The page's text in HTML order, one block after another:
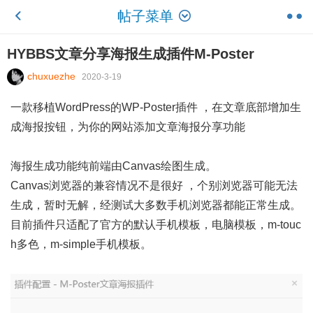
帖子菜单
HYBBS文章分享海报生成插件M-Poster
chuxuezhe 2020-3-19
一款移植WordPress的WP-Poster插件 ，在文章底部增加生
成海报按钮，为你的网站添加文章海报分享功能
海报生成功能纯前端由Canvas绘图生成。
Canvas浏览器的兼容情况不是很好 ，个别浏览器可能无法
生成，暂时无解，经测试大多数手机浏览器都能正常生成。
目前插件只适配了官方的默认手机模板，电脑模板，m-touc
h多色，m-simple手机模板。